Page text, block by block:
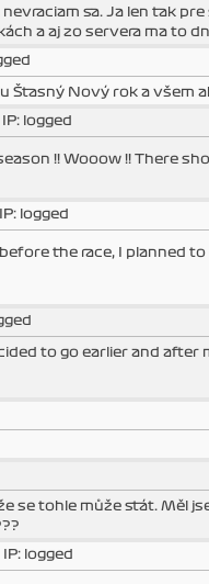
sa. Ja len tak
a aj zo servera ma to
Štasný Nový rok a všem
logged
!! Wooow !! There
logged
the race, I planned
to go earlier and
se tohle může stát. Měl
logged